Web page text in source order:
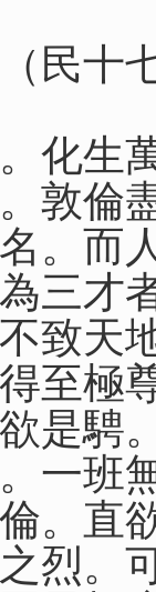
民十
化生
敦倫
。而
三才
致天
至極
是騁
一班
。直
烈。